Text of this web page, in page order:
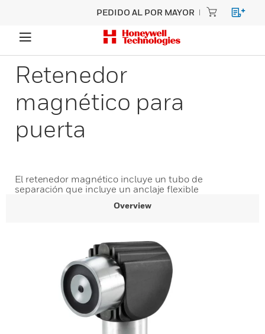
PEDIDO AL POR MAYOR
Retenedor
magnético para
puerta
El retenedor magnético incluye un tubo de
separación que incluye un anclaje flexible
Overview